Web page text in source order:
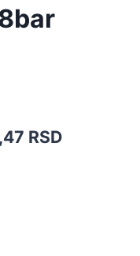
RSD.
RSDTrenutna